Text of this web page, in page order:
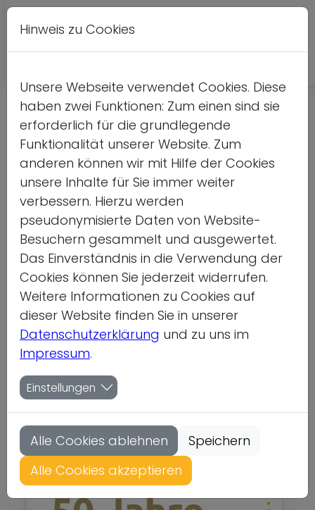
Leichte
Detailseite
Home
Vorlesen
50 Jahre deutsch-
japanischer
Sportjugend-
Simultanaustausch
Internationales
Gewicht: 0kg
Status: nicht lieferbar
Hinweis zu Cookies
Unsere Webseite verwendet Cookies. Diese
haben zwei Funktionen: Zum einen sind sie
erforderlich für die grundlegende
Funktionalität unserer Website. Zum
anderen können wir mit Hilfe der Cookies
unsere Inhalte für Sie immer weiter
verbessern. Hierzu werden
pseudonymisierte Daten von Website-
Besuchern gesammelt und ausgewertet.
Das Einverständnis in die Verwendung der
Cookies können Sie jederzeit widerrufen.
Weitere Informationen zu Cookies auf
dieser Website finden Sie in unserer
Datenschutzerklärung und zu uns im
Impressum.
Einstellungen
Alle Cookies ablehnen
Speichern
Alle Cookies akzeptieren